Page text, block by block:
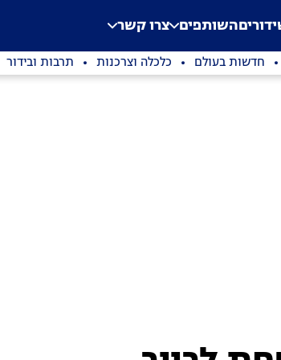
השותפים צרו קשר
חדשות בעולם כלכלה וצרכנות תרבות ובידור